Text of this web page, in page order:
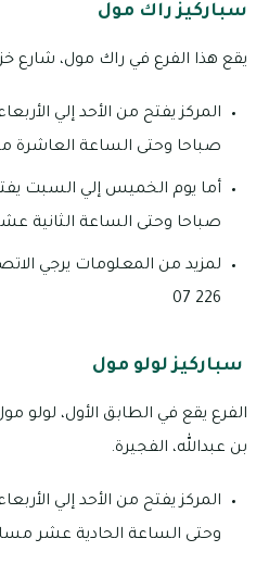
سباركيز راك مول
يقع هذا الفرع في راك مول، شارع
المركز يفتح من الأحد إلي
صباحا وحتى الساعة العاشرة
أما يوم الخميس إلي السبت
صباحا وحتى الساعة الثانية
226 07
سباركيز لولو مول
الفرع يقع في الطابق الأول، لولو
بن عبدالله، الفجيرة.
المركز يفتح من الأحد إلي
وحتى الساعة الحادية عشر